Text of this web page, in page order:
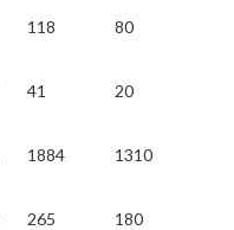
118 80
41 20
1884 1310
265 180